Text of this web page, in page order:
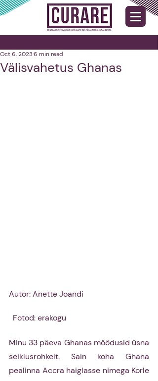
Välisvahetus Ghanas
Oct 6, 20236 min read
Autor: Anette Joandi
  Fotod: erakogu
Minu 33 päeva Ghanas möödusid üsna
seiklusrohkelt. Sain koha Ghana
pealinna Accra haiglasse nimega Korle